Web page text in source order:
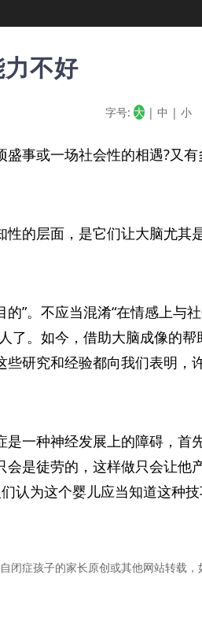
不好
字号: 大 | 中 | 小
事或一场社会性的相遇?又
的层面，是它们让大脑尤其
”。不应当混淆“在情感上与
了。如今，借助大脑成像的
研究和经验都向我们表明，
一种神经发展上的障碍，首
是徒劳的，这样做只会让他
认为这个婴儿应当知道这种
闭症孩子的家长原创或其他网站转载